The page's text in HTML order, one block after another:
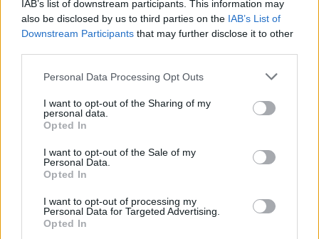
IAB’s list of downstream participants. This information may
also be disclosed by us to third parties on the IAB’s List of
Downstream Participants that may further disclose it to other
Personal Data Processing Opt Outs
I want to opt-out of the Sharing of my
personal data.
Opted In
I want to opt-out of the Sale of my
Personal Data.
Opted In
I want to opt-out of processing my
Personal Data for Targeted Advertising.
Opted In
intézményeknek a körét, ahol a végzett ösztöndíjasok elkezdhetik a
pályájukat.
Minden, amit a Klebelsberg Képzési Ösztöndíjról
Tanárképzésre jelentkeznétek a felvételin? Akkor mutatunk egy
vannak a legfontosabb részletek a Klebelsberg Képzési
Ösztöndíjról.